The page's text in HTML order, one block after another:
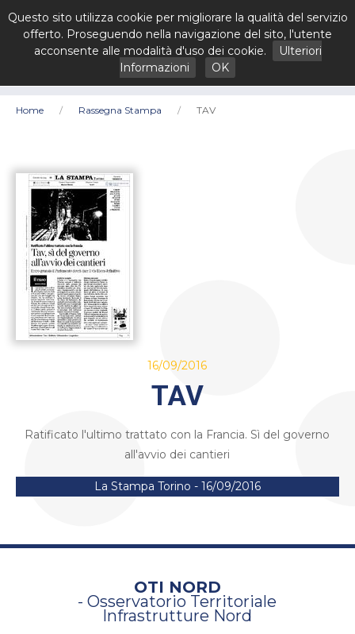
Home Rassegna Stampa TAV
16/09/2016
TAV
Ratificato l'ultimo trattato con la Francia. Sì del governo
all'avvio dei cantieri
La Stampa Torino - 16/09/2016
OTI NORD
- Osservatorio Territoriale
Infrastrutture Nord
Questo sito utilizza cookie per migliorare la qualità del servizio
offerto. Proseguendo nella navigazione del sito, l'utente
acconsente alle modalità d'uso dei cookie.
Ulteriori
Informazioni
OK